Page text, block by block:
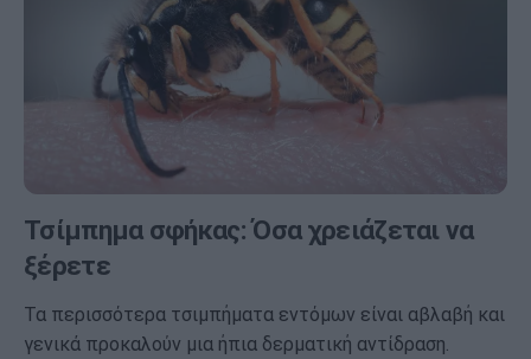
Τσίμπημα σφήκας: Όσα χρειάζεται να
ξέρετε
Τα περισσότερα τσιμπήματα εντόμων είναι αβλαβή και
γενικά προκαλούν μια ήπια δερματική αντίδραση.